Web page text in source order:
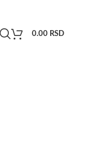
0.00 RSD